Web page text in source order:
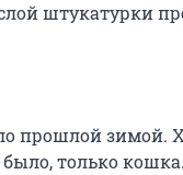
штукатурки
прошлой зимой.
только